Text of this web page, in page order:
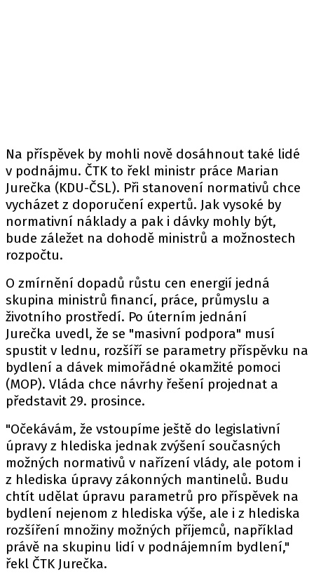
Na příspěvek by mohli nově dosáhnout také lidé
v podnájmu. ČTK to řekl ministr práce Marian
Jurečka (KDU-ČSL). Při stanovení normativů chce
vycházet z doporučení expertů. Jak vysoké by
normativní náklady a pak i dávky mohly být,
bude záležet na dohodě ministrů a možnostech
rozpočtu.
O zmírnění dopadů růstu cen energií jedná
skupina ministrů financí, práce, průmyslu a
životního prostředí. Po úterním jednání
Jurečka uvedl, že se "masivní podpora" musí
spustit v lednu, rozšíří se parametry příspěvku na
bydlení a dávek mimořádné okamžité pomoci
(MOP). Vláda chce návrhy řešení projednat a
představit 29. prosince.
"Očekávám, že vstoupíme ještě do legislativní
úpravy z hlediska jednak zvýšení současných
možných normativů v nařízení vlády, ale potom i
z hlediska úpravy zákonných mantinelů. Budu
chtít udělat úpravu parametrů pro příspěvek na
bydlení nejenom z hlediska výše, ale i z hlediska
rozšíření množiny možných příjemců, například
právě na skupinu lidí v podnájemním bydlení,"
řekl ČTK Jurečka.